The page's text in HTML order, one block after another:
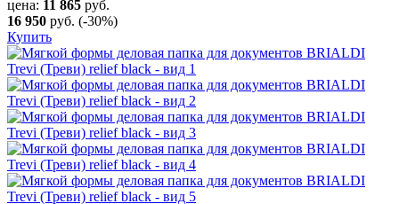
цена: 11 865 руб.
16 950 руб. (-30%)
Купить